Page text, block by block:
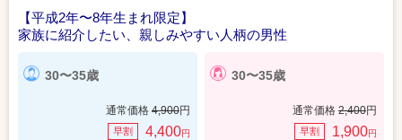
【平成2年〜8年生まれ限定】
家族に紹介したい、親しみやすい人柄の男性
30〜35歳
通常価格 4,900円
早割 4,400円
30〜35歳
通常価格 2,400円
早割 1,900円